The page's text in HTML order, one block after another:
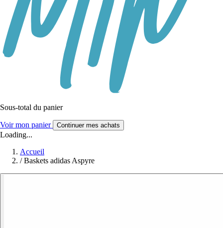
Sous-total du panier
Voir mon panier Continuer mes achats
Loading...
Accueil
/ Baskets adidas Aspyre